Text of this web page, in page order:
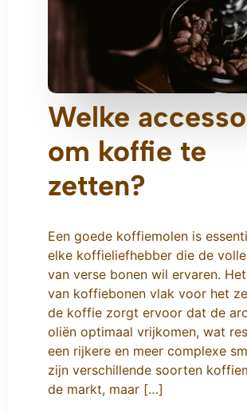
Welke
om koffie te
zetten?
Een goede koffiemolen is
elke koffieliefhebber die de
van verse bonen wil ervaren.
van koffiebonen vlak voor het
de koffie zorgt ervoor dat de
oliën optimaal vrijkomen, wat
een rijkere en meer complexe
zijn verschillende soorten
de markt, maar […]